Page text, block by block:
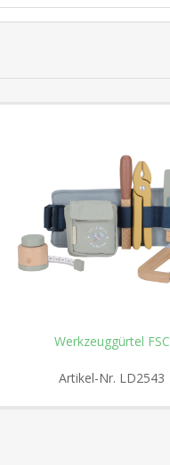
Werkzeuggürtel FSC
Artikel-Nr. LD2543